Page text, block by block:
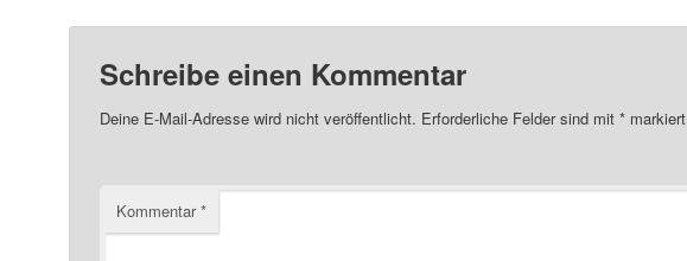
Schreibe einen Kommentar
Deine E-Mail-Adresse wird nicht veröffentlicht. Erforderliche Felder sind mit *markiert
Kommentar*